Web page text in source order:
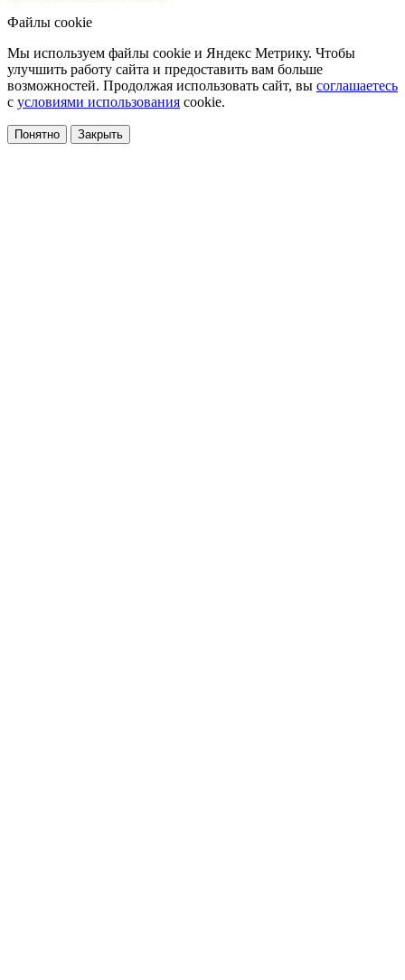
Файлы cookie
Мы используем файлы cookie и Яндекс Метрику. Чтобы
улучшить работу сайта и предоставить вам больше
возможностей. Продолжая использовать сайт, вы соглашаетесь
с условиями использования cookie.
Понятно Закрыть